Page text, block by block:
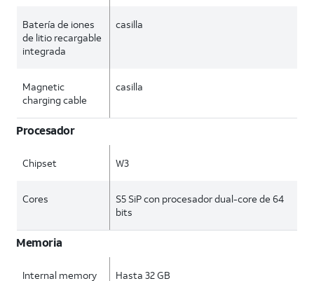
Batería de iones
de litio recargable
integrada
casilla
Magnetic
charging cable
casilla
Procesador
Chipset W3
Cores
S5 SiP con procesador dual-core de 64
bits
Memoria
Internal memory Hasta 32 GB